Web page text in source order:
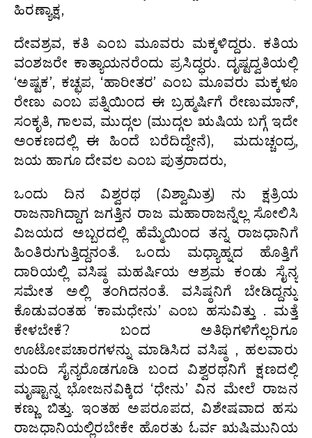
ಹಿರಣ್ಯಾಕ್ಷ,
ದೇವಶ್ರವ, ಕತಿ ಎಂಬ ಮೂವರು ಮಕ್ಕಳಿದ್ದರು. ಕತಿಯ
ವಂಶಜರೇ ಕಾತ್ಯಾಯನರೆಂದು ಪ್ರಸಿದ್ಧರು. ದೃಷ್ಟದ್ವತಿಯಲ್ಲಿ
‘ಅಷ್ಟಕ’, ಕಚ್ಛಪ, ‘ಹಾರೀತರ’ ಎಂಬ ಮೂವರು ಮಕ್ಕಳೂ
ರೇಣು ಎಂಬ ಪತ್ನಿಯಿಂದ ಈ ಬ್ರಹ್ಮರ್ಷಿಗೆ ರೇಣುಮಾನ್,
ಸಂಕೃತಿ, ಗಾಲವ, ಮುದ್ಗಲ (ಮುದ್ಗಲ ಋಷಿಯ ಬಗ್ಗೆ ಇದೇ
ಅಂಕಣದಲ್ಲಿ ಈ ಹಿಂದೆ ಬರೆದಿದ್ದೇನೆ), ಮದುಚ್ಚಂದ್ರ,
ಜಯ ಹಾಗೂ ದೇವಲ ಎಂಬ ಪುತ್ರರಾದರು,
ಒಂದು ದಿನ ವಿಶ್ವರಥ (ವಿಶ್ವಾಮಿತ್ರ) ನು ಕ್ಷತ್ರಿಯ
ರಾಜನಾಗಿದ್ದಾಗ ಜಗತ್ತಿನ ರಾಜ ಮಹಾರಾಜನ್ನೆಲ್ಲ ಸೋಲಿಸಿ
ವಿಜಯದ ಅಬ್ಬರದಲ್ಲಿ ಹೆಮ್ಮೆಯಿಂದ ತನ್ನ ರಾಜಧಾನಿಗೆ
ಹಿಂತಿರುಗುತ್ತಿದ್ದನಂತೆ. ಒಂದು ಮಧ್ಯಾಹ್ನದ ಹೊತ್ತಿಗೆ
ದಾರಿಯಲ್ಲಿ ವಸಿಷ್ಠ ಮಹರ್ಷಿಯ ಆಶ್ರಮ ಕಂಡು ಸೈನ್ಯ
ಸಮೇತ ಅಲ್ಲಿ ತಂಗಿದನಂತೆ. ವಸಿಷ್ಠನಿಗೆ ಬೇಡಿದ್ದನ್ನು
ಕೊಡುವಂತಹ ‘ಕಾಮಧೇನು’ ಎಂಬ ಹಸುವಿತ್ತು . ಮತ್ತೆ
ಕೇಳಬೇಕೆ? ಬಂದ ಅತಿಥಿಗಳಿಗೆಲ್ಲರಿಗೂ
ಊಟೋಪಚಾರಗಳನ್ನು ಮಾಡಿಸಿದ ವಸಿಷ್ಠ , ಹಲವಾರು
ಮಂದಿ ಸೈನ್ಯರೊಡಗೂಡಿ ಬಂದ ವಿಶ್ವರಥನಿಗೆ ಕ್ಷಣದಲ್ಲಿ
ಮೃಷ್ಟಾನ್ನ ಭೋಜನವಿಕ್ಕಿದ ‘ಧೇನು’ ವಿನ ಮೇಲೆ ರಾಜನ
ಕಣ್ಣು ಬಿತ್ತು. ಇಂತಹ ಅಪರೂಪದ, ವಿಶೇಷವಾದ ಹಸು
ರಾಜಧಾನಿಯಲ್ಲಿರಬೇಕೇ ಹೊರತು ಓರ್ವ ಋಷಿಮುನಿಯ